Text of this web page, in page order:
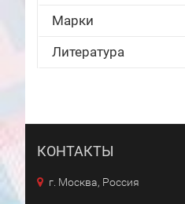
Марки
Литература
КОНТАКТЫ
г. Москва, Россия